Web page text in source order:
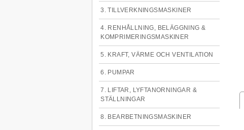
3. TILLVERKNINGSMASKINER
4. RENHÅLLNING, BELÄGGNING &
KOMPRIMERINGSMASKINER
5. KRAFT, VÄRME OCH VENTILATION
6. PUMPAR
7. LIFTAR, LYFTANORNINGAR &
STÄLLNINGAR
8. BEARBETNINGSMASKINER